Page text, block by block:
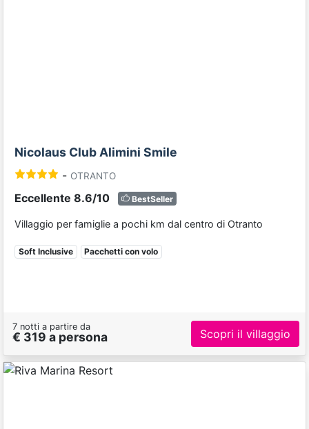
Nicolaus Club Alimini Smile
- OTRANTO
Eccellente 8.6/10 BestSeller
Villaggio per famiglie a pochi km dal centro di Otranto
Soft Inclusive Pacchetti con volo
7 notti a partire da
€ 319 a persona Scopri il villaggio